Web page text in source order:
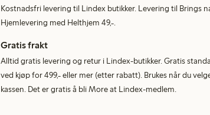
Kostnadsfri levering til Lindex butikker. Levering til Brings
Hjemlevering med Helthjem 49,-.
Gratis frakt
Alltid gratis levering og retur i Lindex-butikker. Gratis
ved kjøp for 499,- eller mer (etter rabatt). Brukes når du
kassen. Det er gratis å bli More at Lindex-medlem.